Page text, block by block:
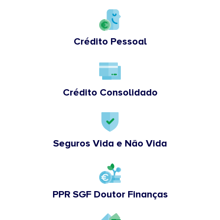
Crédito Pessoal
Crédito Consolidado
Seguros Vida e Não Vida
PPR SGF Doutor Finanças